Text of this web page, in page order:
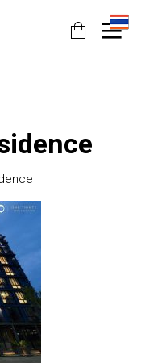
11
JULY
2017
HEAT
PUMP
นวัตกรรม